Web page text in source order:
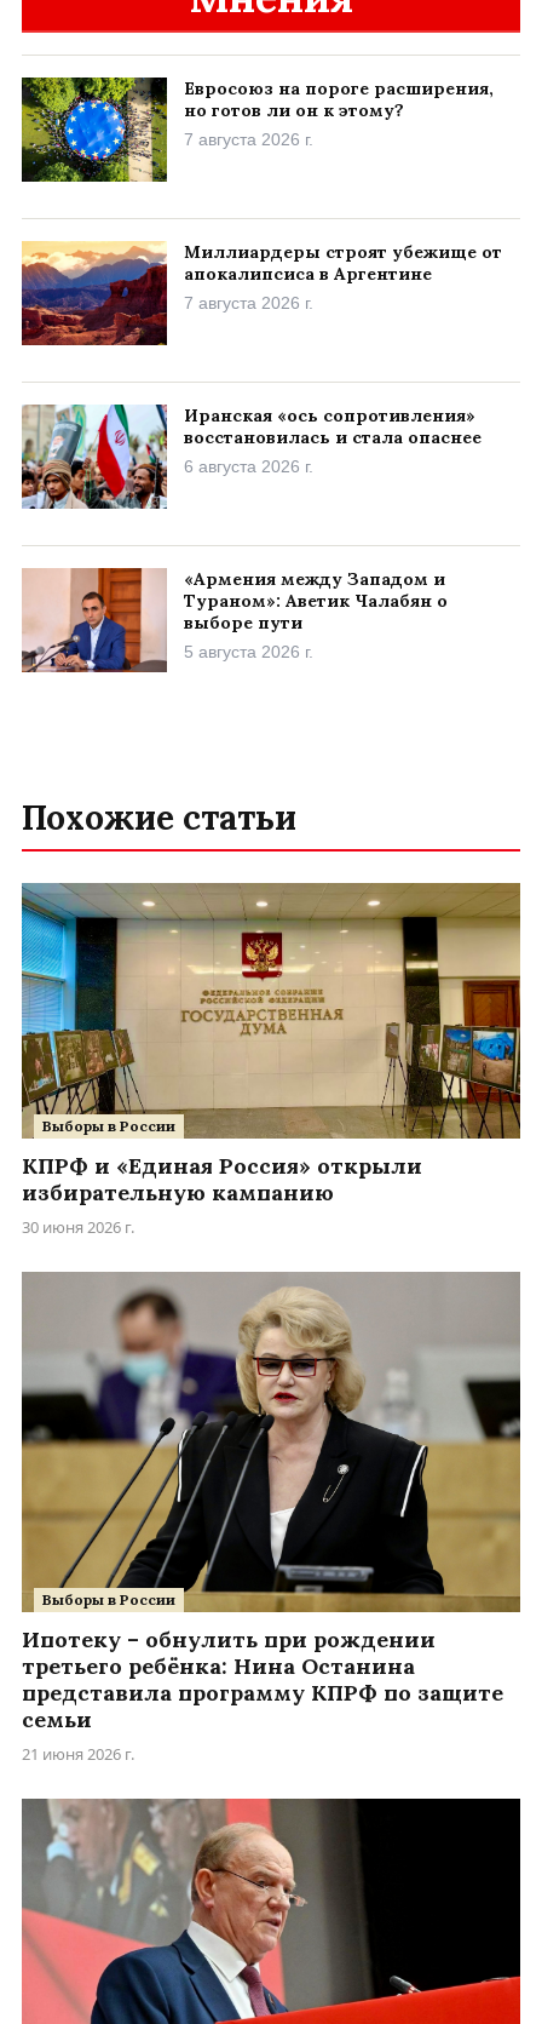
Евросоюз на пороге расширения,
но готов ли он к этому?
7 августа 2026 г.
Миллиардеры строят убежище от
апокалипсиса в Аргентине
7 августа 2026 г.
Иранская «ось сопротивления»
восстановилась и стала опаснее
6 августа 2026 г.
«Армения между Западом и
Тураном»: Аветик Чалабян о
выборе пути
5 августа 2026 г.
Похожие статьи
Выборы в России
КПРФ и «Единая Россия» открыли
избирательную кампанию
30 июня 2026 г.
Выборы в России
Ипотеку – обнулить при рождении
третьего ребёнка: Нина Останина
представила программу КПРФ по защите
семьи
21 июня 2026 г.